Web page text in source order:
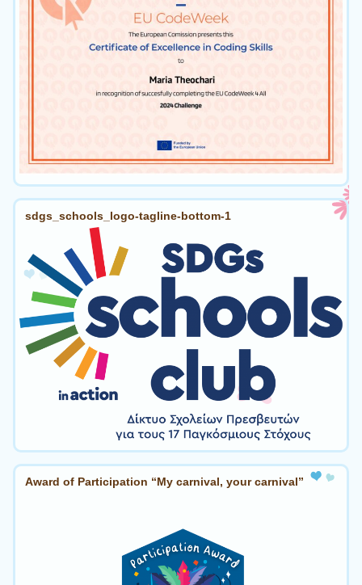
sdgs_schools_logo-tagline-bottom-1
Award of Participation “My carnival, your carnival”